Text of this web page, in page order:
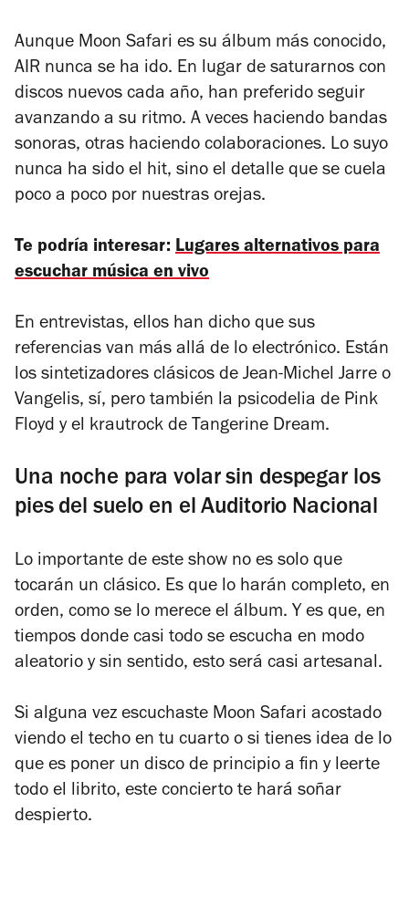
Aunque Moon Safari es su álbum más conocido,
AIR nunca se ha ido. En lugar de saturarnos con
discos nuevos cada año, han preferido seguir
avanzando a su ritmo. A veces haciendo bandas
sonoras, otras haciendo colaboraciones. Lo suyo
nunca ha sido el hit, sino el detalle que se cuela
poco a poco por nuestras orejas.
Te podría interesar: Lugares alternativos para
escuchar música en vivo
En entrevistas, ellos han dicho que sus
referencias van más allá de lo electrónico. Están
los sintetizadores clásicos de Jean-Michel Jarre o
Vangelis, sí, pero también la psicodelia de Pink
Floyd y el krautrock de Tangerine Dream.
Una noche para volar sin despegar los
pies del suelo en el Auditorio Nacional
Lo importante de este show no es solo que
tocarán un clásico. Es que lo harán completo, en
orden, como se lo merece el álbum. Y es que, en
tiempos donde casi todo se escucha en modo
aleatorio y sin sentido, esto será casi artesanal.
Si alguna vez escuchaste Moon Safari acostado
viendo el techo en tu cuarto o si tienes idea de lo
que es poner un disco de principio a fin y leerte
todo el librito, este concierto te hará soñar
despierto.